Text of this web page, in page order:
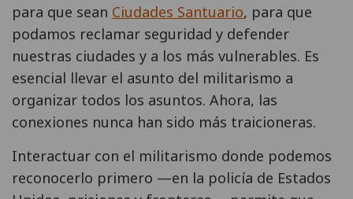
para que sean Ciudades Santuario, para que
podamos reclamar seguridad y defender
nuestras ciudades y a los más vulnerables. Es
esencial llevar el asunto del militarismo a
organizar todos los asuntos. Ahora, las
conexiones nunca han sido más traicioneras.
Interactuar con el militarismo donde podemos
reconocerlo primero —en la policía de Estados